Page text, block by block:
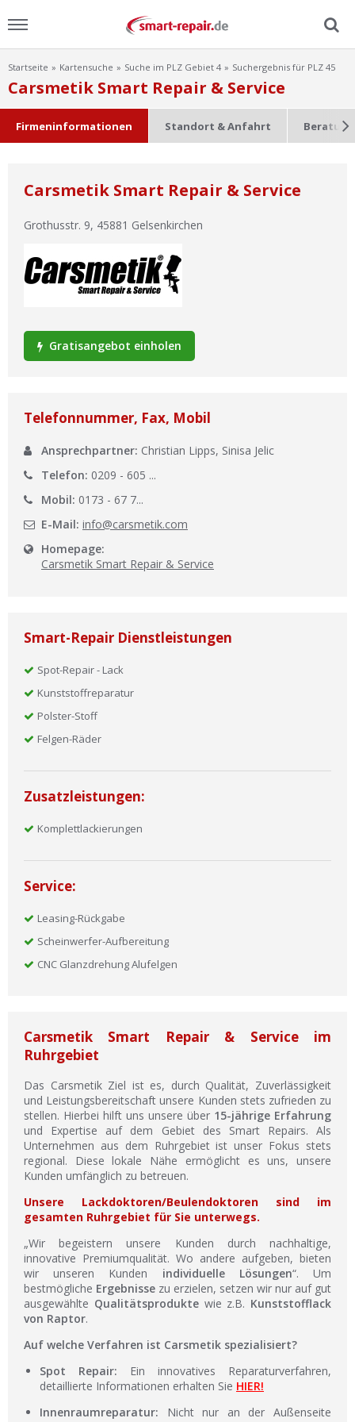
Menu
Home
Ratgeber
Lexikon
Ist Ihre Werkstatt schon dabei?
Werkstatt Login
Startseite Kartensuche Suche im PLZ Gebiet 4 Suchergebnis für PLZ 45
Carsmetik Smart Repair & Service
Firmeninformationen Standort & Anfahrt
Carsmetik Smart Repair & Service
Grothusstr. 9, 45881 Gelsenkirchen
Gratisangebot einholen
Telefonnummer, Fax, Mobil
Ansprechpartner: Christian Lipps, Sinisa Jelic
Telefon: 0209 - 605 ...
Mobil: 0173 - 67 7...
E-Mail: info@carsmetik.com
Homepage:
Carsmetik Smart Repair & Service
Smart-Repair Dienstleistungen
Spot-Repair - Lack
Kunststoffreparatur
Polster-Stoff
Felgen-Räder
Zusatzleistungen:
Komplettlackierungen
Service:
Leasing-Rückgabe
Scheinwerfer-Aufbereitung
CNC Glanzdrehung Alufelgen
Carsmetik Smart Repair & Service im
Ruhrgebiet
Das Carsmetik Ziel ist es, durch Qualität, Zuverlässigkeit
und Leistungsbereitschaft unsere Kunden stets zufrieden zu
stellen. Hierbei hilft uns unsere über 15-jährige Erfahrung
und Expertise auf dem Gebiet des Smart Repairs. Als
Unternehmen aus dem Ruhrgebiet ist unser Fokus stets
regional. Diese lokale Nähe ermöglicht es uns, unsere
Kunden umfänglich zu betreuen.
Unsere Lackdoktoren/Beulendoktoren sind im
gesamten Ruhrgebiet für Sie unterwegs.
„Wir begeistern unsere Kunden durch nachhaltige,
innovative Premiumqualität. Wo andere aufgeben, bieten
wir unseren Kunden individuelle Lösungen“. Um
bestmögliche Ergebnisse zu erzielen, setzen wir nur auf gut
ausgewählte Qualitätsproduktewie z.B. Kunststofflack
von Raptor.
Auf welche Verfahren ist Carsmetik spezialisiert?
Spot Repair: Ein innovatives Reparaturverfahren,
detaillierte Informationen erhalten Sie HIER!
Innenraumreparatur: Nicht nur an der Außenseite